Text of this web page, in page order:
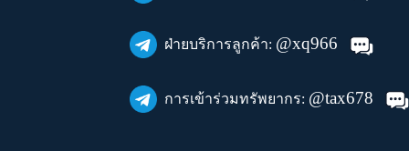
ฝ่ายบริการลูกค้า: @xq966
การเข้าร่วมทรัพยากร: @tax678